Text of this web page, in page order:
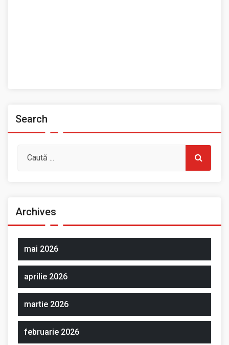
Search
Archives
mai 2026
aprilie 2026
martie 2026
februarie 2026